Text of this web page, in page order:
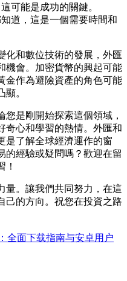
這可能是成功的關鍵。
道，這是一個需要時間和
化和數位技術的發展，外匯
機會。加密貨幣的興起可能
金作為避險資產的角色可能
。
是剛開始探索這個領域，
奇心和學習的熱情。外匯和
是了解全球經濟運作的窗
的經驗或疑問嗎？歡迎在留
！
量。讓我們共同努力，在這
己的方向。祝您在投資之路
全面下载指南与安卓用户